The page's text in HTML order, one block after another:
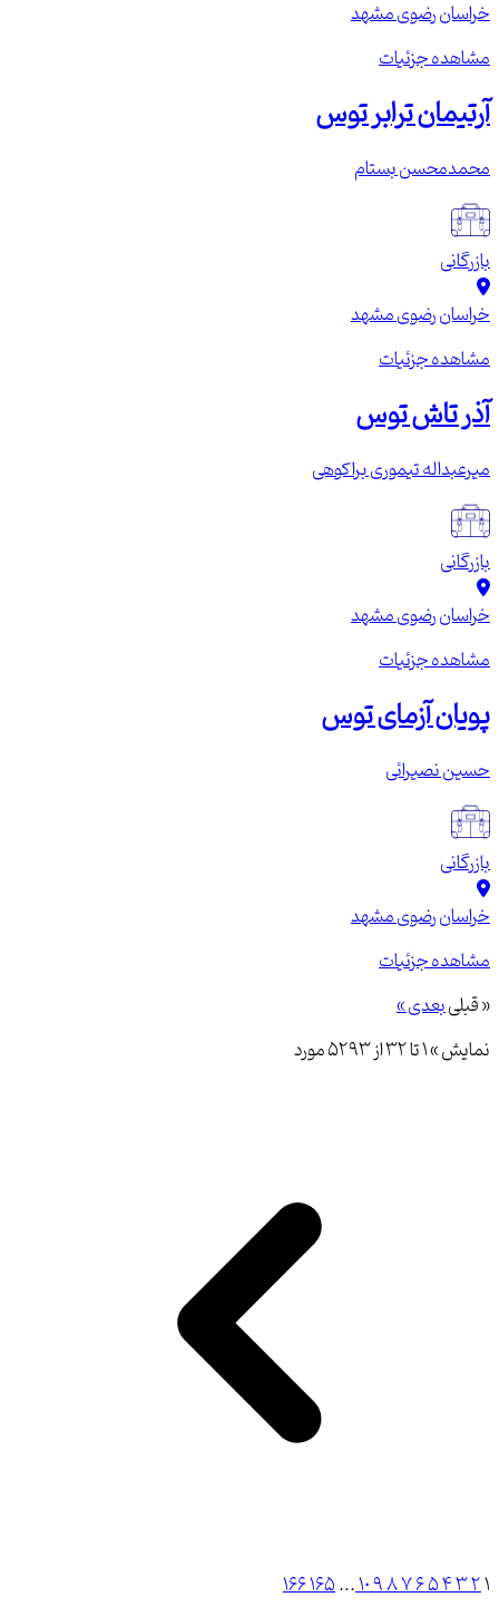
خراسان رضویمشهد
مشاهده جزئیات
آرتیمان ترابر توس
محمدمحسن بستام
بازرگانی
خراسان رضویمشهد
مشاهده جزئیات
آذر تاش توس
میرعبداله تیموری براکوهی
بازرگانی
خراسان رضویمشهد
مشاهده جزئیات
پویان آزمای توس
حسین نصیرائی
بازرگانی
خراسان رضویمشهد
مشاهده جزئیات
« قبلیبعدی »
نمایش »1تا32از5293مورد
1
2
3
4
5
6
7
8
9
10
...
165
166